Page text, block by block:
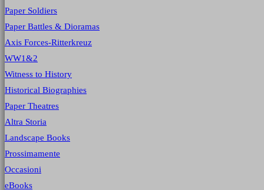
Paper Soldiers
Paper Battles & Dioramas
Axis Forces-Ritterkreuz
WW1&2
Witness to History
Historical Biographies
Paper Theatres
Altra Storia
Landscape Books
Prossimamente
Occasioni
eBooks